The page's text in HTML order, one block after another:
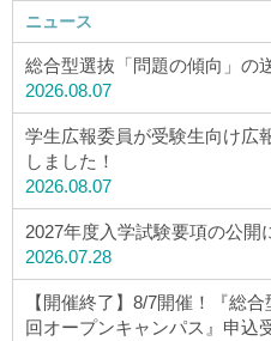
ニュース
総合型選抜「問題の傾向」の
2026.08.07
学生広報委員が受験生向け広
しました！
2026.08.07
2027年度入学試験要項の公開
2026.07.28
【開催終了】8/7開催！『総
回オープンキャンパス』申込